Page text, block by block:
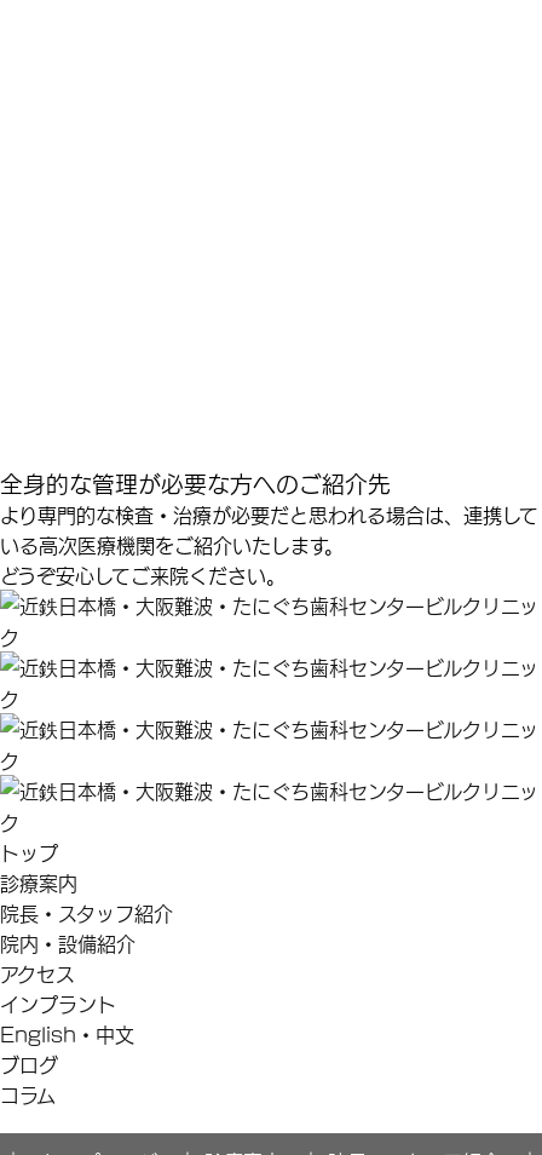
全身的な管理が必要な方へのご紹介先
より専門的な検査・治療が必要だと思われる場合は、連携して
いる高次医療機関をご紹介いたします。
どうぞ安心してご来院ください。
トップ
診療案内
院長・スタッフ紹介
院内・設備紹介
アクセス
インプラント
English・中文
ブログ
コラム